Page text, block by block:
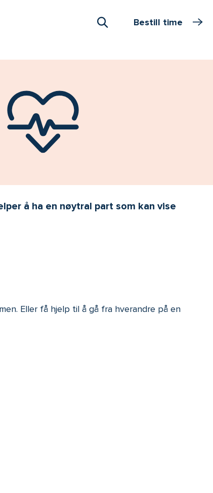
Bestill time
å ha en nøytral part som kan vise
Eller få hjelp til å gå fra hverandre på en